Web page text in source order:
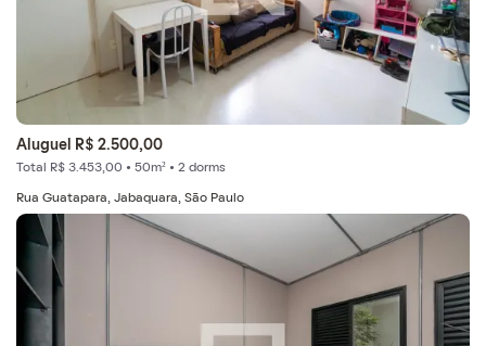
Aluguel R$ 2.500,00
Total R$ 3.453,00 • 50m² • 2 dorms
Rua Guatapara, Jabaquara, São Paulo